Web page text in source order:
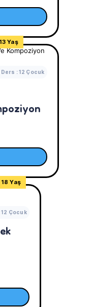
Yaş
Ders : 12 Çocuk
Yaş
Çocuk